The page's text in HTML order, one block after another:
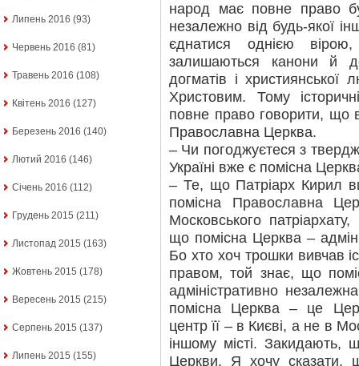
Липень 2016 (93)
Червень 2016 (81)
Травень 2016 (108)
Квітень 2016 (127)
Березень 2016 (140)
Лютий 2016 (146)
Січень 2016 (112)
Грудень 2015 (211)
Листопад 2015 (163)
Жовтень 2015 (178)
Вересень 2015 (215)
Серпень 2015 (137)
Липень 2015 (155)
народ має повне право
незалежно від будь-якої
єднатися однією
залишаються канони й
догматів і
Христовим. Тому
повне право говорити, що
Православна Церква.
– Чи погоджуєтеся з
Україні вже є помісна
– Те, що Патріарх Кирил
помісна Православна
Московського
що помісна Церква –
Бо хто хоч трошки вивчав
правом, той знає, що
адміністративно
помісна Церква – це
центр її – в Києві, а не в
іншому місті. Закидають,
Церкви. Я хочу сказати,